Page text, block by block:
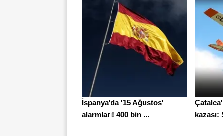
İspanya'da '15 Ağustos'
alarmları! 400 bin ...
kazası: